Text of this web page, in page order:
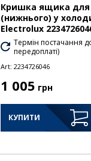
Кришка ящика для
(нижнього) у
Electrolux
Термін постачання
передоплаті)
Art: 2234726046
1 005 грн
КУПИТИ